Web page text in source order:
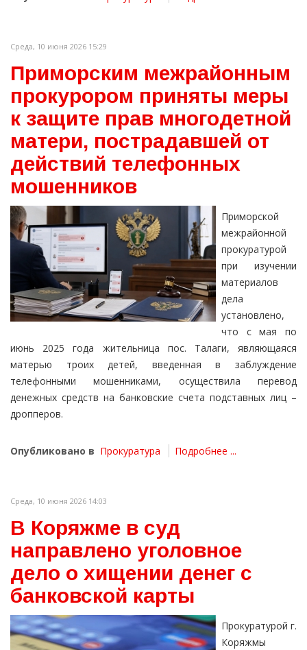
Среда, 10 июня 2026 15:29
Приморским межрайонным
прокурором приняты меры
к защите прав многодетной
матери, пострадавшей от
действий телефонных
мошенников
Приморской
межрайонной
прокуратурой
при изучении
материалов
дела
установлено,
что с мая по
июнь 2025 года жительница пос. Талаги, являющаяся
матерью троих детей, введенная в заблуждение
телефонными мошенниками, осуществила перевод
денежных средств на банковские счета подставных лиц –
дропперов.
Опубликовано в Прокуратура Подробнее ...
Среда, 10 июня 2026 14:03
В Коряжме в суд
направлено уголовное
дело о хищении денег с
банковской карты
Прокуратурой г.
Коряжмы